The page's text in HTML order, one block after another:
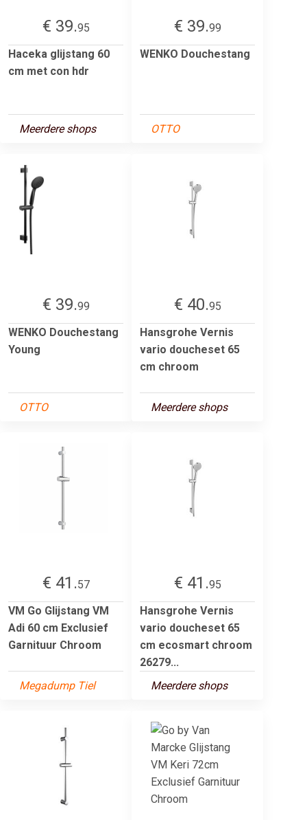
€ 39.95
Haceka glijstang 60
cm met con hdr
Meerdere shops
€ 39.99
WENKO Douchestang
OTTO
€ 39.99
WENKO Douchestang
Young
OTTO
€ 40.95
Hansgrohe Vernis
vario doucheset 65
cm chroom
Meerdere shops
€ 41.57
VM Go Glijstang VM
Adi 60 cm Exclusief
Garnituur Chroom
Megadump Tiel
€ 41.95
Hansgrohe Vernis
vario doucheset 65
cm ecosmart chroom
26279...
Meerdere shops